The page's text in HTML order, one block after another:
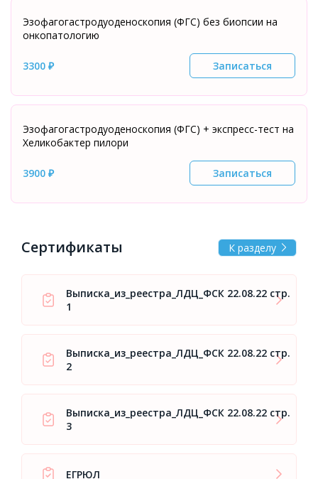
Эзофагогастродуоденоскопия (ФГС) без биопсии на
онкопатологию
3300 ₽ Записаться
Эзофагогастродуоденоскопия (ФГС) + экспресс-тест на
Хеликобактер пилори
3900 ₽ Записаться
Сертификаты К разделу
Выписка_из_реестра_ЛДЦ_ФСК 22.08.22 стр.
1
Выписка_из_реестра_ЛДЦ_ФСК 22.08.22 стр.
2
Выписка_из_реестра_ЛДЦ_ФСК 22.08.22 стр.
3
ЕГРЮЛ